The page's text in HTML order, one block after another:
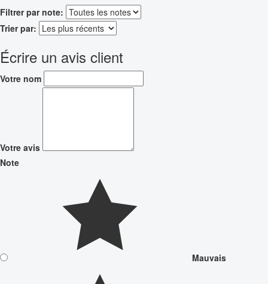
Filtrer par note:
Trier par:
Écrire un avis client
Votre nom
Votre avis
Note
Mauvais